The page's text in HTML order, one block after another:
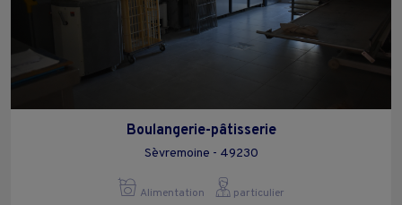
Boulangerie-pâtisserie
Sèvremoine - 49230
Alimentation particulier